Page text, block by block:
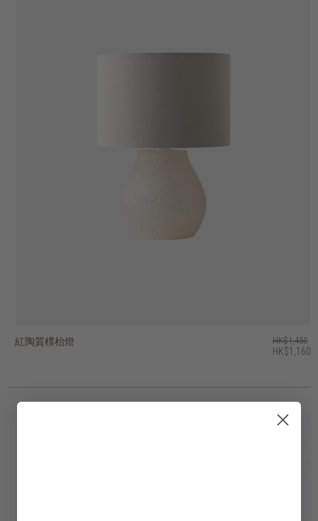
紅陶質樸枱燈 HK$1,450
HK$1,160
紅陶枱燈 HK$2,250
HK$1,800
紅陶條紋枱燈 HK$1,950
HK$1,560
紅陶幾何枱燈 HK$2,250
HK$1,800
復古枱燈 HK$1,950
HK$1,560
heritage 圓頂形枱燈 HK$845
bright 號角形吊燈 HK$1,450
bright 穹頂型吊燈 HK$1,550
木根雕塑枱燈 HK$1,450
木根雕塑枱燈 HK$1,950